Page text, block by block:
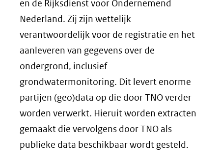
en de Rijksdienst voor Ondernemend
Nederland. Zij zijn wettelijk
verantwoordelijk voor de registratie en het
aanleveren van gegevens over de
ondergrond, inclusief
grondwatermonitoring. Dit levert enorme
partijen (geo)data op die door TNO verder
worden verwerkt. Hieruit worden extracten
gemaakt die vervolgens door TNO als
publieke data beschikbaar wordt gesteld.